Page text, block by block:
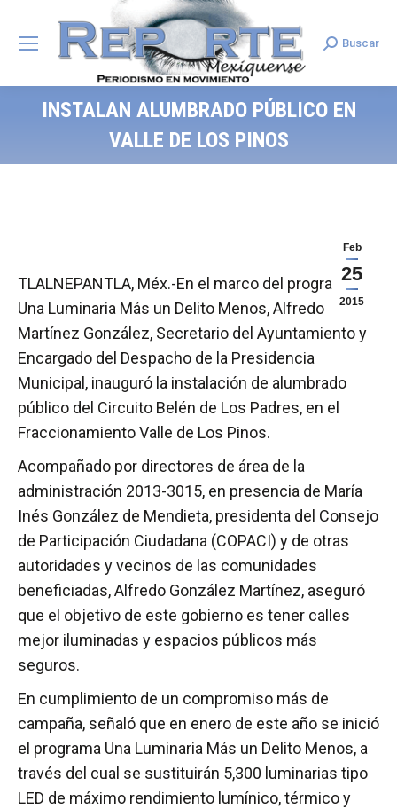
Search:
Buscar
INSTALAN ALUMBRADO PÚBLICO EN
VALLE DE LOS PINOS
Feb
25
2015
TLALNEPANTLA, Méx.-En el marco del programa
Una Luminaria Más un Delito Menos, Alfredo
Martínez González, Secretario del Ayuntamiento y
Encargado del Despacho de la Presidencia
Municipal, inauguró la instalación de alumbrado
público del Circuito Belén de Los Padres, en el
Fraccionamiento Valle de Los Pinos.
Acompañado por directores de área de la
administración 2013-3015, en presencia de María
Inés González de Mendieta, presidenta del Consejo
de Participación Ciudadana (COPACI) y de otras
autoridades y vecinos de las comunidades
beneficiadas, Alfredo González Martínez, aseguró
que el objetivo de este gobierno es tener calles
mejor iluminadas y espacios públicos más
seguros.
En cumplimiento de un compromiso más de
campaña, señaló que en enero de este año se inició
el programa Una Luminaria Más un Delito Menos, a
través del cual se sustituirán 5,300 luminarias tipo
LED de máximo rendimiento lumínico, térmico y